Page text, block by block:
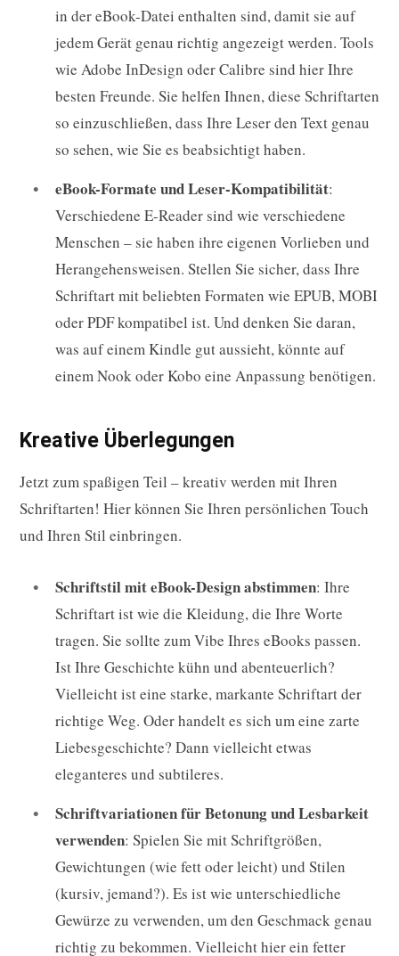
in der eBook-Datei enthalten sind, damit sie auf
jedem Gerät genau richtig angezeigt werden. Tools
wie Adobe InDesign oder Calibre sind hier Ihre
besten Freunde. Sie helfen Ihnen, diese Schriftarten
so einzuschließen, dass Ihre Leser den Text genau
so sehen, wie Sie es beabsichtigt haben.
eBook-Formate und Leser-Kompatibilität:
Verschiedene E-Reader sind wie verschiedene
Menschen – sie haben ihre eigenen Vorlieben und
Herangehensweisen. Stellen Sie sicher, dass Ihre
Schriftart mit beliebten Formaten wie EPUB, MOBI
oder PDF kompatibel ist. Und denken Sie daran,
was auf einem Kindle gut aussieht, könnte auf
einem Nook oder Kobo eine Anpassung benötigen.
Kreative Überlegungen
Jetzt zum spaßigen Teil – kreativ werden mit Ihren
Schriftarten! Hier können Sie Ihren persönlichen Touch
und Ihren Stil einbringen.
Schriftstil mit eBook-Design abstimmen: Ihre
Schriftart ist wie die Kleidung, die Ihre Worte
tragen. Sie sollte zum Vibe Ihres eBooks passen.
Ist Ihre Geschichte kühn und abenteuerlich?
Vielleicht ist eine starke, markante Schriftart der
richtige Weg. Oder handelt es sich um eine zarte
Liebesgeschichte? Dann vielleicht etwas
eleganteres und subtileres.
Schriftvariationen für Betonung und Lesbarkeit
verwenden: Spielen Sie mit Schriftgrößen,
Gewichtungen (wie fett oder leicht) und Stilen
(kursiv, jemand?). Es ist wie unterschiedliche
Gewürze zu verwenden, um den Geschmack genau
richtig zu bekommen. Vielleicht hier ein fetter